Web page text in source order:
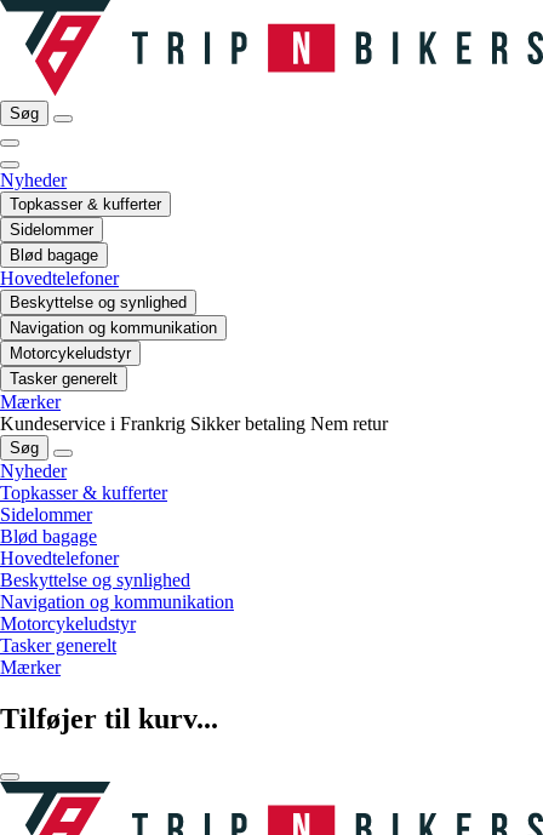
Søg
Nyheder
Topkasser & kufferter
Sidelommer
Blød bagage
Hovedtelefoner
Beskyttelse og synlighed
Navigation og kommunikation
Motorcykeludstyr
Tasker generelt
Mærker
Kundeservice i Frankrig Sikker betaling Nem retur
Søg
Nyheder
Topkasser & kufferter
Sidelommer
Blød bagage
Hovedtelefoner
Beskyttelse og synlighed
Navigation og kommunikation
Motorcykeludstyr
Tasker generelt
Mærker
Tilføjer til kurv...